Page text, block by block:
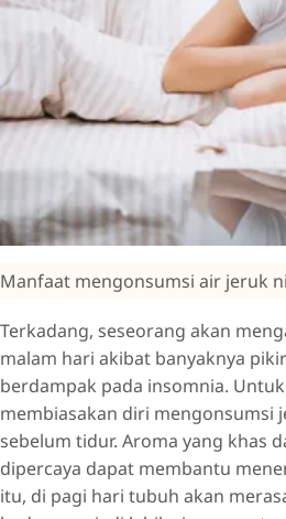
Manfaat mengonsumsi air jeruk
Terkadang, seseorang akan
malam hari akibat banyaknya
berdampak pada insomnia.
membiasakan diri mengonsumsi
sebelum tidur. Aroma yang khas
dipercaya dapat membantu
itu, di pagi hari tubuh akan